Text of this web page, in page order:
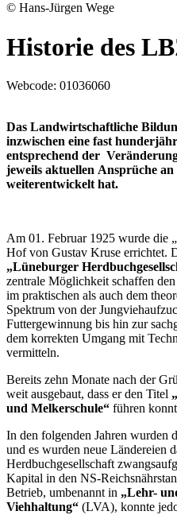
© Hans-Jürgen Wege
Historie des
Webcode: 01036060
Das Landwirtschaftliche
inzwischen eine fast
entsprechend der
jeweils aktuellen Ansprüche
weiterentwickelt hat.
Am 01. Februar 1925 wurde die
Hof von Gustav Kruse errichtet.
„Lüneburger
zentrale Möglichkeit schaffen
im praktischen als auch dem
Spektrum von der
Futtergewinnung bis hin zur
dem korrekten Umgang mit
vermitteln.
Bereits zehn Monate nach der
weit ausgebaut, dass er den Titel
und Melkerschule“ führen
In den folgenden Jahren wurden
und es wurden neue Ländereien
Herdbuchgesellschaft
Kapital in den NS-
Betrieb, umbenannt in „Lehr-
Viehhaltung“ (LVA), konnte